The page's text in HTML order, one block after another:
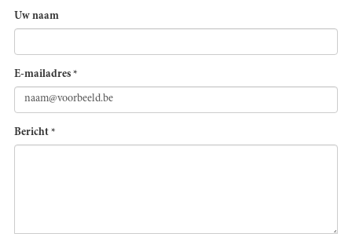
Uw naam
E-mailadres *
Bericht *